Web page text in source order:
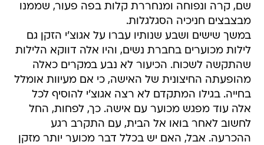
שם, קרה ונפוחה ומנחררת קלות בפה פעור, שממנו
מבצבצים חניכיה הסגלגלות.
במשך שישים ושבע שנותיו עברו על אגוצ'י הזקן גם
לילות מכוערים בחברת נשים, והיו אלה דווקא הלילות
שהתקשה לשכוח. הכיעור לא נבע במקרים כאלה
מהופעתה החיצונית של האישה, כי אם מעיוות אומלל
בחייה. בגילו המתקדם לא רצה אגוצ'י להוסיף לכל
אלה עוד מפגש מכוער עם אישה. כך, לפחות, החל
לחשוב לאחר בואו אל הבית, עם התקרב רגע
ההכרעה. אבל, האם יש בכלל דבר מכוער יותר מזקן